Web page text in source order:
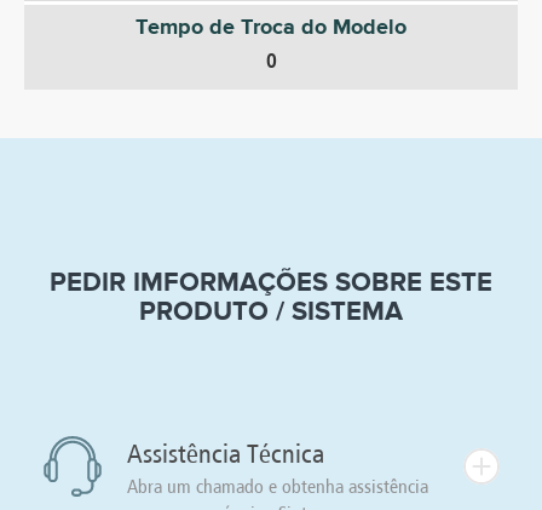
Tempo de Troca do Modelo
0
PEDIR IMFORMAÇÕES SOBRE ESTE
PRODUTO / SISTEMA
Assistência Técnica
Abra um chamado e obtenha assistência